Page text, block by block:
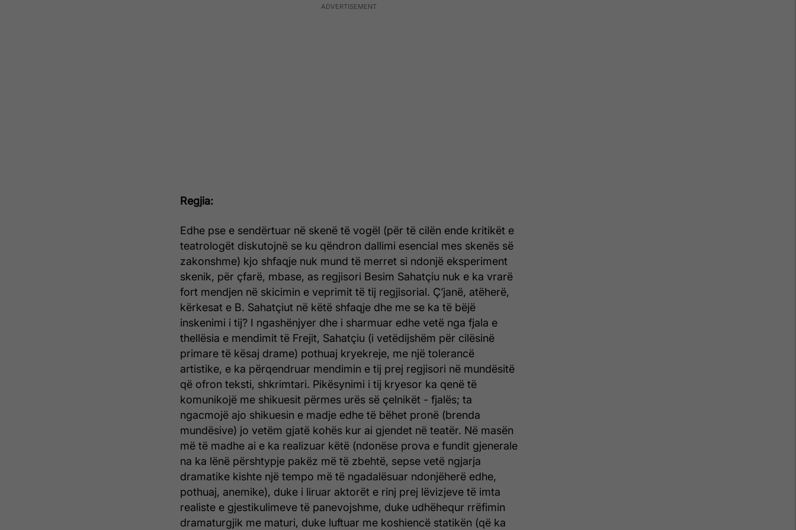
Regjia:
Edhe pse e sendërtuar në skenë të vogël (për të cilën ende kritikët e
teatrologët diskutojnë se ku qëndron dallimi esencial mes skenës së
zakonshme) kjo shfaqje nuk mund të merret si ndonjë eksperiment
skenik, për çfarë, mbase, as regjisori Besim Sahatçiu nuk e ka vrarë
fort mendjen në skicimin e veprimit të tij regjisorial. Ç’janë, atëherë,
kërkesat e B. Sahatçiut në këtë shfaqje dhe me se ka të bëjë
inskenimi i tij? I ngashënjyer dhe i sharmuar edhe vetë nga fjala e
thellësia e mendimit të Frejit, Sahatçiu (i vetëdijshëm për cilësinë
primare të kësaj drame) pothuaj kryekreje, me një tolerancë
artistike, e ka përqendruar mendimin e tij prej regjisori në mundësitë
që ofron teksti, shkrimtari. Pikësynimi i tij kryesor ka qenë të
komunikojë me shikuesit përmes urës së çelnikët - fjalës; ta
ngacmojë ajo shikuesin e madje edhe të bëhet pronë (brenda
mundësive) jo vetëm gjatë kohës kur ai gjendet në teatër. Në masën
më të madhe ai e ka realizuar këtë (ndonëse prova e fundit gjenerale
na ka lënë përshtypje pakëz më të zbehtë, sepse vetë ngjarja
dramatike kishte një tempo më të ngadalësuar ndonjëherë edhe,
pothuaj, anemike), duke i liruar aktorët e rinj prej lëvizjeve të imta
realiste e gjestikulimeve të panevojshme, duke udhëhequr rrëfimin
dramaturgjik me maturi, duke luftuar me koshiencë statikën (që ka